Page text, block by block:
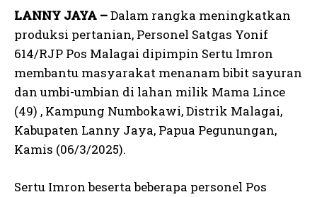
LANNY JAYA –Dalam rangka meningkatkan
produksi pertanian, Personel Satgas Yonif
614/RJP Pos Malagai dipimpin Sertu Imron
membantu masyarakat menanam bibit sayuran
dan umbi-umbian di lahan milik Mama Lince
(49) , Kampung Numbokawi, Distrik Malagai,
Kabupaten Lanny Jaya, Papua Pegunungan,
Kamis (06/3/2025).
Sertu Imron beserta beberapa personel Pos